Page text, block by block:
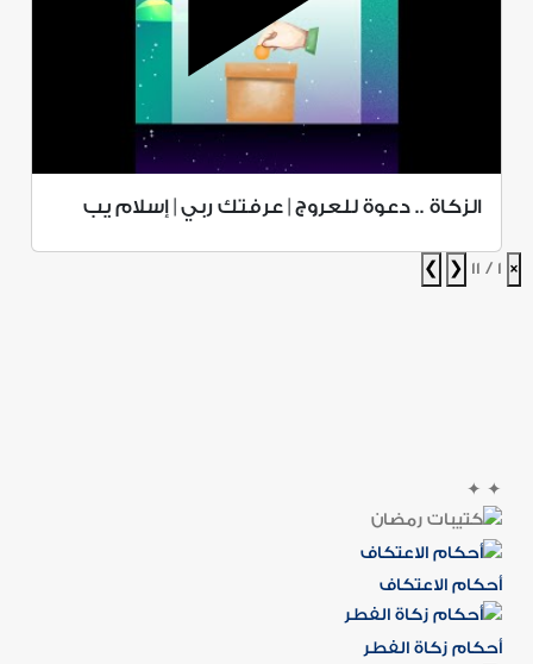
الزكاة .. دعوة للعروج | عرفتك ربي | إسلام يب
×
1 / 11
❮
❯
✦
✦
أحكام الاعتكاف
أحكام زكاة الفطر